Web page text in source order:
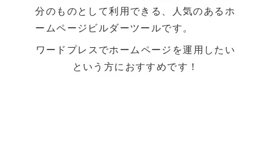
分のものとして利用できる、人気のあるホ
ームページビルダーツールです。
ワードプレスでホームページを運用したい
という方におすすめです！